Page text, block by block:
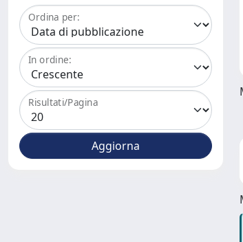
Ordina per:
In ordine:
Risultati/Pagina